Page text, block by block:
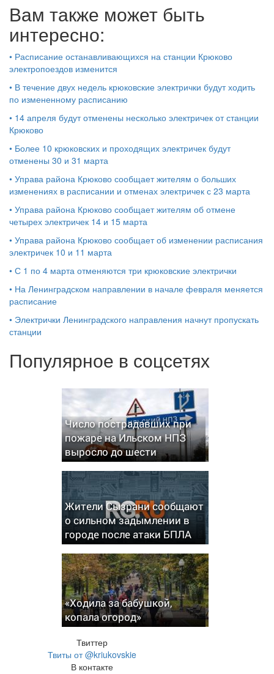
Вам также может быть
интересно:
• Расписание останавливающихся на станции Крюково
электропоездов изменится
• В течение двух недель крюковские электрички будут ходить
по измененному расписанию
• 14 апреля будут отменены несколько электричек от станции
Крюково
• Более 10 крюковских и проходящих электричек будут
отменены 30 и 31 марта
• Управа района Крюково сообщает жителям о больших
изменениях в расписании и отменах электричек с 23 марта
• Управа района Крюково сообщает жителям об отмене
четырех электричек 14 и 15 марта
• Управа района Крюково сообщает об изменении расписания
электричек 10 и 11 марта
• С 1 по 4 марта отменяются три крюковские электрички
• На Ленинградском направлении в начале февраля меняется
расписание
• Электрички Ленинградского направления начнут пропускать
станции
Популярное в соцсетях
Число пострадавших при
пожаре на Ильском НПЗ
выросло до шести
Жители Сызрани сообщают
о сильном задымлении в
городе после атаки БПЛА
«Ходила за бабушкой,
копала огород»
Твиттер
Твиты от @kriukovskie
В контакте